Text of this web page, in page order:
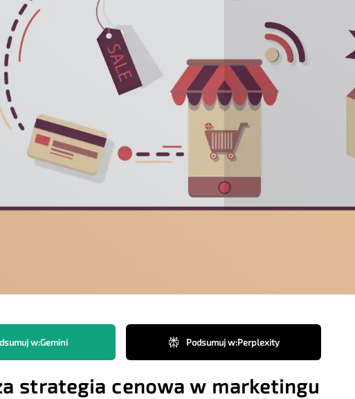
w:Gemini Podsumuj w:Perplexity
strategia cenowa w marketingu